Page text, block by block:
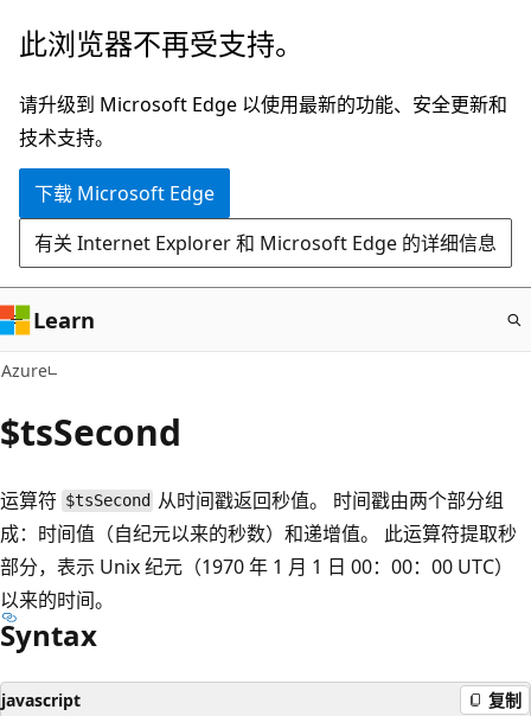
跳
主
要
内
此浏览器不再受支持。
请升级到 Microsoft Edge 以使用最新的功能、安全更新和
技术支持。
下载 Microsoft Edge
有关 Internet Explorer 和 Microsoft Edge 的详细信息
Learn
Azure
$tsSecond
运算符 $tsSecond 从时间戳返回秒值。 时间戳由两个部分组
成：时间值（自纪元以来的秒数）和递增值。 此运算符提取秒
部分，表示 Unix 纪元（1970 年 1 月 1 日 00：00：00 UTC）
以来的时间。
Syntax
javascript 复制